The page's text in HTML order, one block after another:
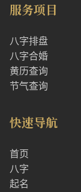
服务项目
八字排盘
八字合婚
黄历查询
节气查询
快速导航
首页
八字
起名